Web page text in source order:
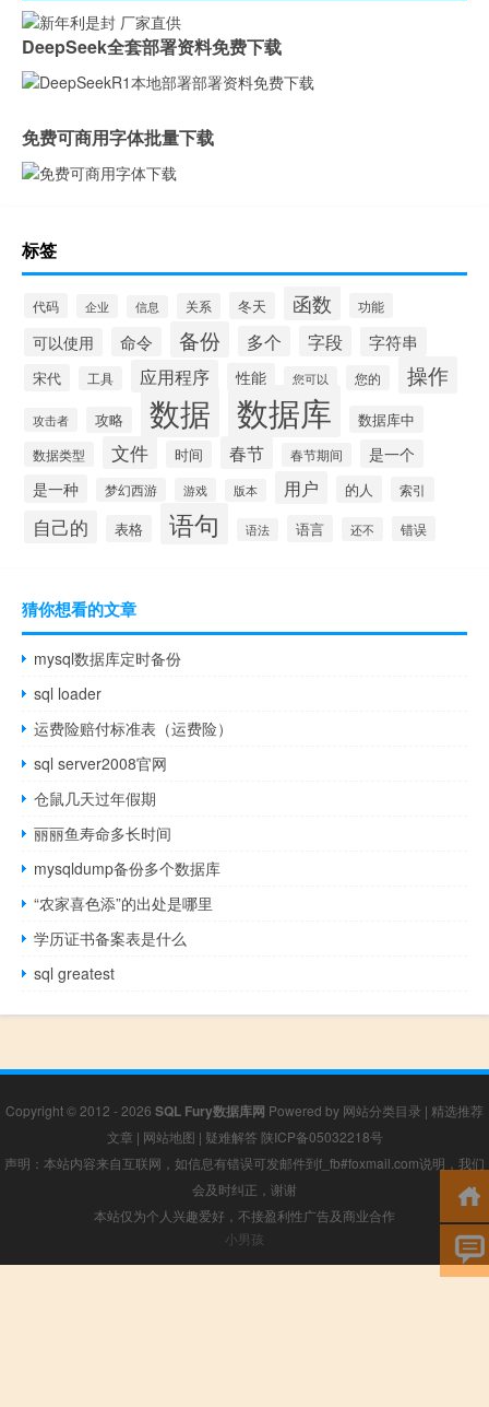
DeepSeek全套部署资料免费下载
免费可商用字体批量下载
标签
代码 企业 信息 关系 冬天 函数 功能
可以使用 命令 备份 多个 字段 字符串
宋代 工具 应用程序 性能 您可以 您的 操作
攻击者 攻略 数据 数据库 数据库中
数据类型 文件 时间 春节 春节期间
是一个
是一种
梦幻西游 游戏 版本 用户 的人 索引
自己的 表格 语句 语法 语言 还不 错误
猜你想看的文章
mysql数据库定时备份
sql loader
运费险赔付标准表（运费险）
sql server2008官网
仓鼠几天过年假期
丽丽鱼寿命多长时间
mysqldump备份多个数据库
“农家喜色添”的出处是哪里
学历证书备案表是什么
sql greatest
Copyright © 2012 - 2026 SQL Fury数据库网 Powered by 网站分类目录 | 精选推荐
文章 | 网站地图 | 疑难解答 陕ICP备05032218号
声明：本站内容来自互联网，如信息有错误可发邮件到f_fb#foxmail.com说明，我们
会及时纠正，谢谢
本站仅为个人兴趣爱好，不接盈利性广告及商业合作
小男孩